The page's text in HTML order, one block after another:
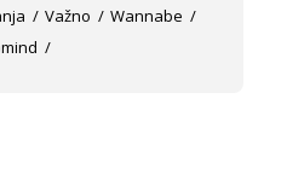
Važno
Wannabe